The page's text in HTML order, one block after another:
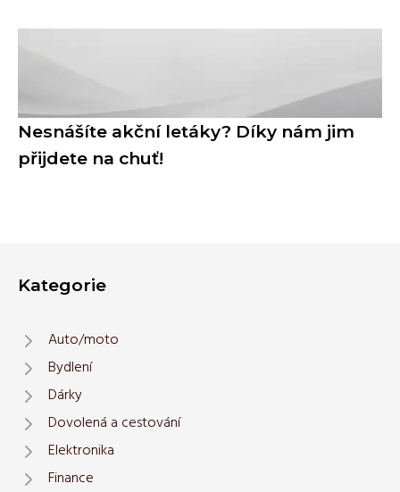
Nesnášíte akční letáky? Díky nám jim
přijdete na chuť!
Kategorie
Auto/moto
Bydlení
Dárky
Dovolená a cestování
Elektronika
Finance